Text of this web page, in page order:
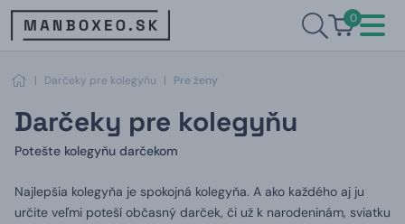
0
| Darčeky pre kolegyňu | Pre ženy
Darčeky pre kolegyňu
Potešte kolegyňu darčekom
Najlepšia kolegyňa je spokojná kolegyňa. A ako každého aj ju
určite veľmi poteší občasný darček, či už k narodeninám, sviatku